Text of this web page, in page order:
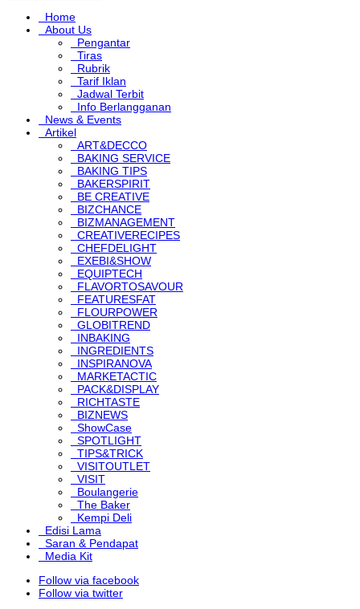
Home
About Us
Pengantar
Tiras
Rubrik
Tarif Iklan
Jadwal Terbit
Info Berlangganan
News & Events
Artikel
ART&DECCO
BAKING SERVICE
BAKING TIPS
BAKERSPIRIT
BE CREATIVE
BIZCHANCE
BIZMANAGEMENT
CREATIVERECIPES
CHEFDELIGHT
EXEBI&SHOW
EQUIPTECH
FLAVORTOSAVOUR
FEATURESFAT
FLOURPOWER
GLOBITREND
INBAKING
INGREDIENTS
INSPIRANOVA
MARKETACTIC
PACK&DISPLAY
RICHTASTE
BIZNEWS
ShowCase
SPOTLIGHT
TIPS&TRICK
VISITOUTLET
VISIT
Boulangerie
The Baker
Kempi Deli
Edisi Lama
Saran & Pendapat
Media Kit
Follow via facebook
Follow via twitter